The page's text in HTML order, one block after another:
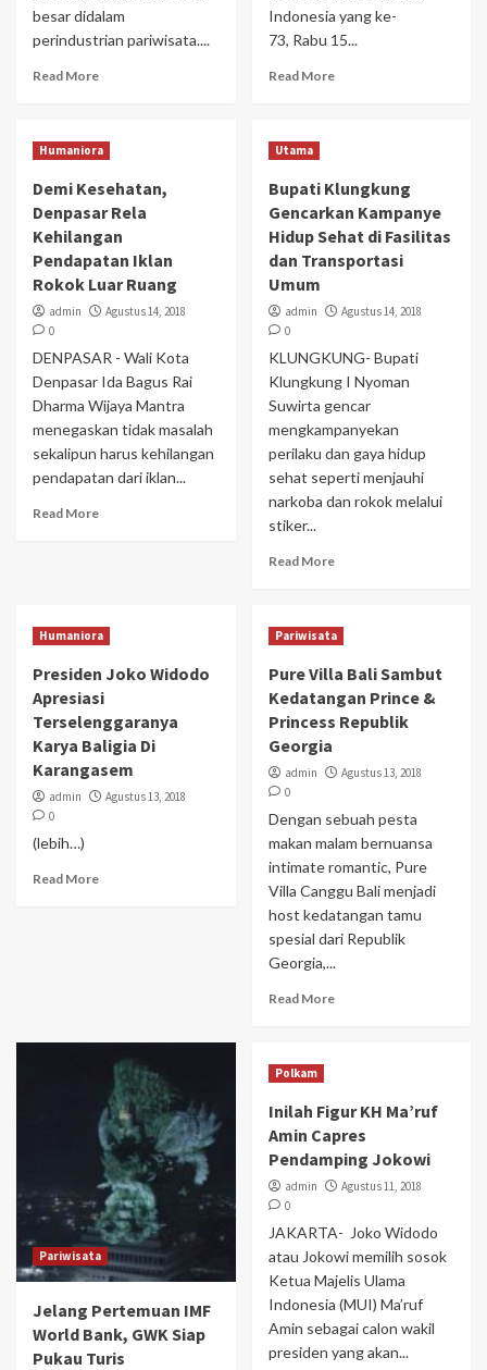
besar didalam
perindustrian pariwisata....
Read More
Indonesia yang ke-
73, Rabu 15...
Read More
Humaniora
Demi Kesehatan,
Denpasar Rela
Kehilangan
Pendapatan Iklan
Rokok Luar Ruang
admin
Agustus 14, 2018
0
DENPASAR - Wali Kota
Denpasar Ida Bagus Rai
Dharma Wijaya Mantra
menegaskan tidak masalah
sekalipun harus kehilangan
pendapatan dari iklan...
Read More
Utama
Bupati Klungkung
Gencarkan Kampanye
Hidup Sehat di Fasilitas
dan Transportasi
Umum
admin
Agustus 14, 2018
0
KLUNGKUNG- Bupati
Klungkung I Nyoman
Suwirta gencar
mengkampanyekan
perilaku dan gaya hidup
sehat seperti menjauhi
narkoba dan rokok melalui
stiker...
Read More
Humaniora
Presiden Joko Widodo
Apresiasi
Terselenggaranya
Karya Baligia Di
Karangasem
admin
Agustus 13, 2018
0
(lebih…)
Read More
Pariwisata
Pure Villa Bali Sambut
Kedatangan Prince &
Princess Republik
Georgia
admin
Agustus 13, 2018
0
Dengan sebuah pesta
makan malam bernuansa
intimate romantic, Pure
Villa Canggu Bali menjadi
host kedatangan tamu
spesial dari Republik
Georgia,...
Read More
Pariwisata
Jelang Pertemuan IMF
World Bank, GWK Siap
Pukau Turis
Polkam
Inilah Figur KH Ma’ruf
Amin Capres
Pendamping Jokowi
admin
Agustus 11, 2018
0
JAKARTA- Joko Widodo
atau Jokowi memilih sosok
Ketua Majelis Ulama
Indonesia (MUI) Ma’ruf
Amin sebagai calon wakil
presiden yang akan...